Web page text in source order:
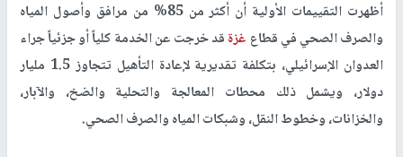
أظهرت التقييمات الأولية أن أكثر من 85% من مرافق وأصول المياه
والصرف الصحي في قطاع غزةقد خرجت عن الخدمة كلياً أو جزئياً جراء
العدوان الإسرائيلي، بتكلفة تقديرية لإعادة التأهيل تتجاوز 1.5 مليار
دولار، ويشمل ذلك محطات المعالجة والتحلية والضخ، والآبار،
والخزانات، وخطوط النقل، وشبكات المياه والصرف الصحي.